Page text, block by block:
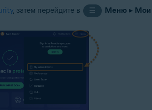
, затем перейдите в ☰ Меню ▸ Мои